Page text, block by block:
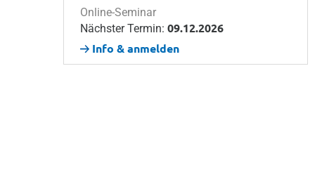
Online-Seminar
Nächster Termin: 09.12.2026
Info & anmelden